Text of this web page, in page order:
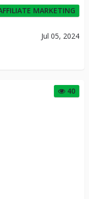
MARKETING
Jul 05, 2024
40